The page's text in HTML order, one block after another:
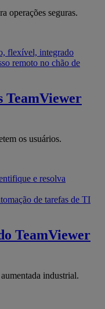
operações seguras.
flexível, integrado
remoto no chão de
TeamViewer
os usuários.
e resolva
de tarefas de TI
TeamViewer
industrial.